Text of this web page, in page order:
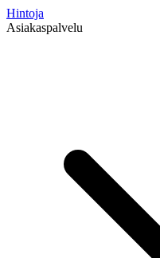
Hintoja
Asiakaspalvelu